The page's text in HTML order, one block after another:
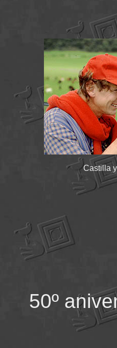
Castilla
50º